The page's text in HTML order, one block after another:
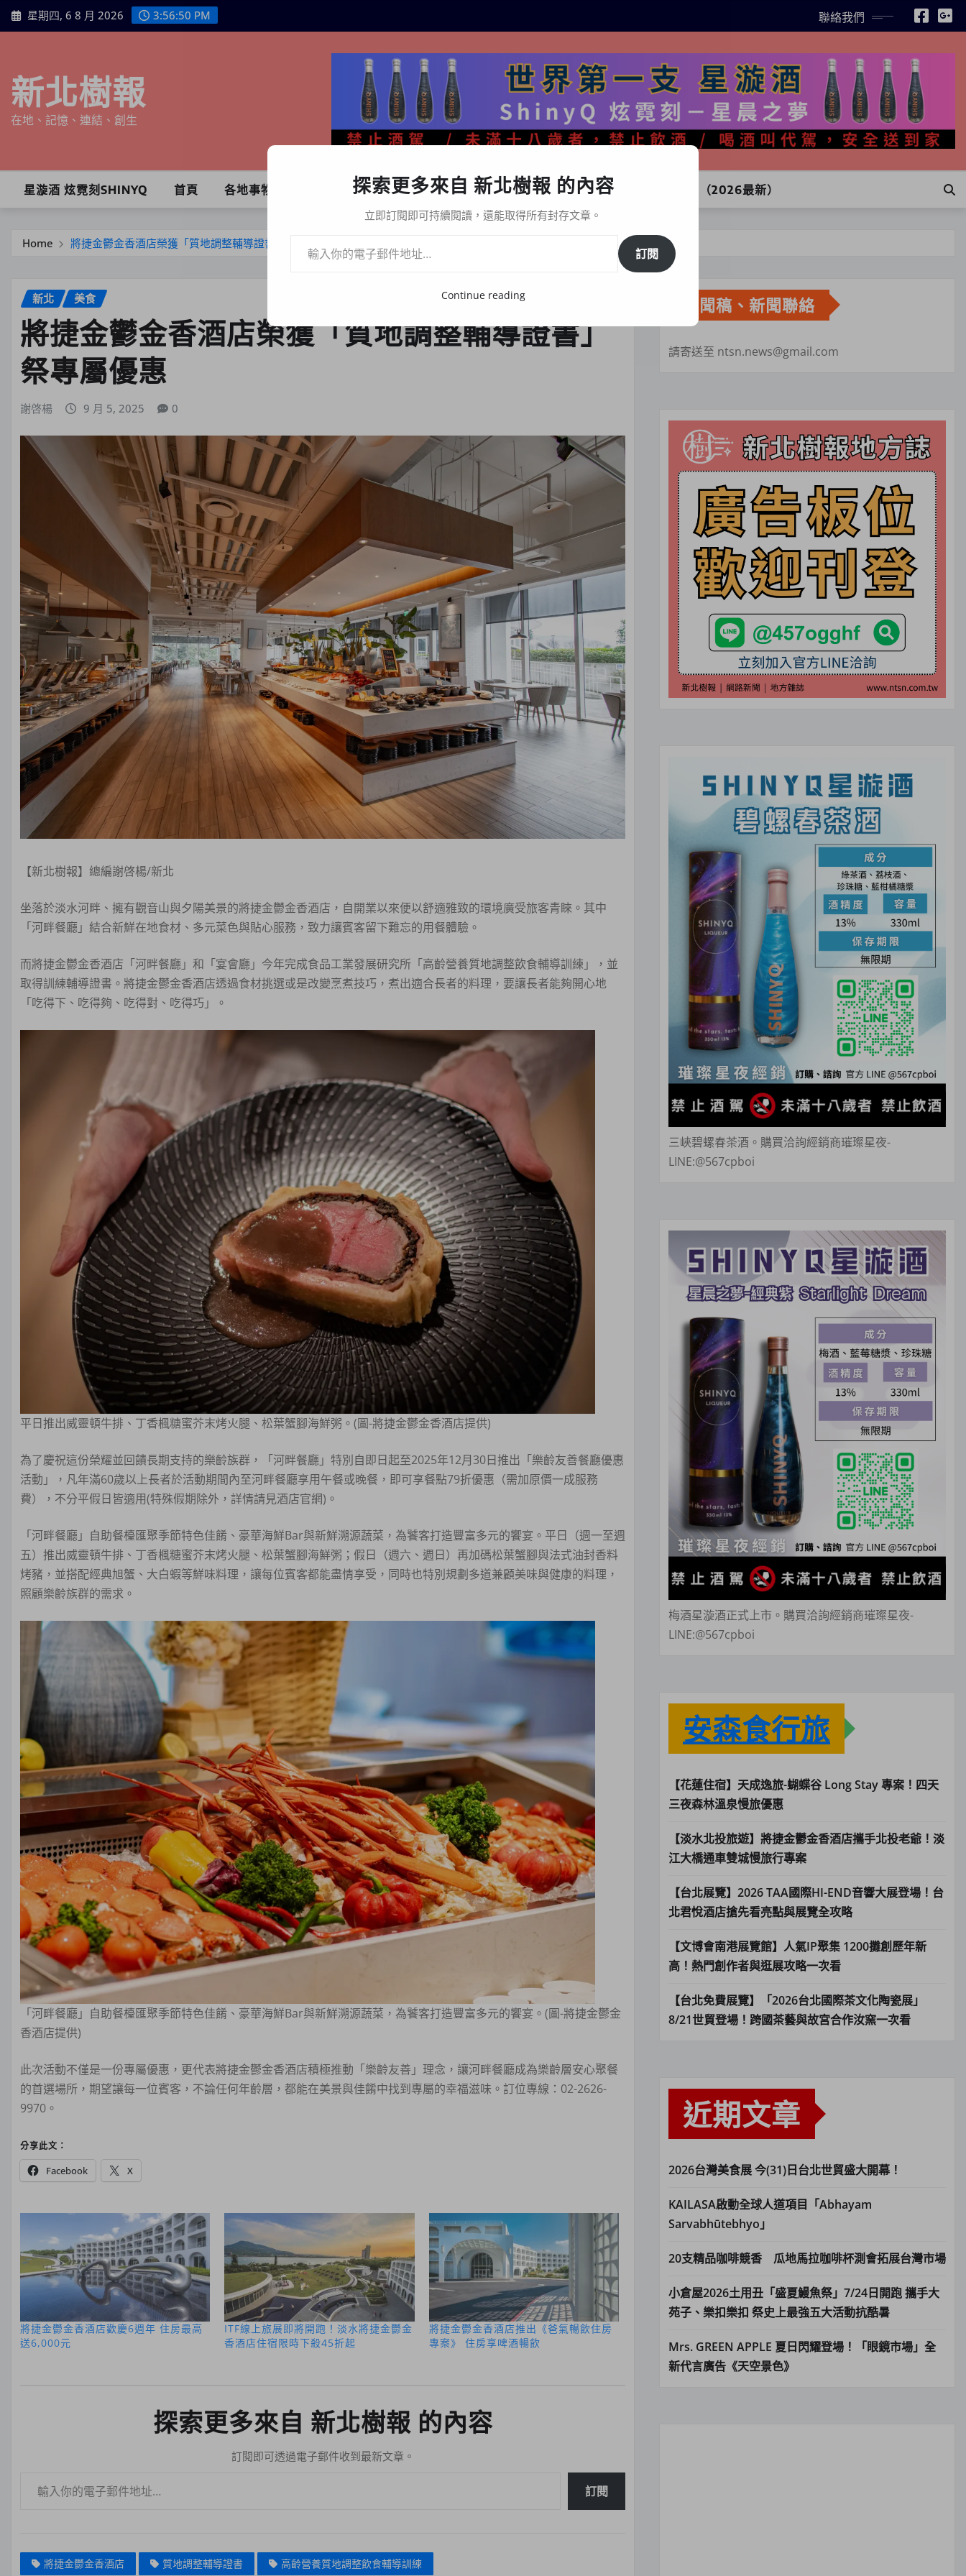
Skip
to
星期四, 6 8 月 2026 3:56:52 PM 聯絡我們
新北樹報
在地、記憶、連結、創生
星漩酒 炫霓刻SHINYQ 首頁 各地事物 生活百態 關於樹報 星漩酒哪裡買｜官方購買通路與LINE訂購（2026最新）
Home 將捷金鬱金香酒店榮獲「質地調整輔導證書」祭專屬優惠
新北 美食
將捷金鬱金香酒店榮獲「質地調整輔導證書」
祭專屬優惠
謝啓楊 9 月 5, 2025 0
【新北樹報】總編謝啓楊/新北
坐落於淡水河畔、擁有觀音山與夕陽美景的將捷金鬱金香酒店，自開業以來便以舒適雅致的環境廣受旅客青睞。其中
「河畔餐廳」結合新鮮在地食材、多元菜色與貼心服務，致力讓賓客留下難忘的用餐體驗。
而將捷金鬱金香酒店「河畔餐廳」和「宴會廳」今年完成食品工業發展研究所「高齡營養質地調整飲食輔導訓練」，並
取得訓練輔導證書。將捷金鬱金香酒店透過食材挑選或是改變烹煮技巧，煮出適合長者的料理，要讓長者能夠開心地
「吃得下、吃得夠、吃得對、吃得巧」。
平日推出威靈頓牛排、丁香楓糖蜜芥末烤火腿、松葉蟹腳海鮮粥。(圖-將捷金鬱金香酒店提供)
為了慶祝這份榮耀並回饋長期支持的樂齡族群，「河畔餐廳」特別自即日起至2025年12月30日推出「樂齡友善餐廳優惠
活動」，凡年滿60歲以上長者於活動期間內至河畔餐廳享用午餐或晚餐，即可享餐點79折優惠（需加原價一成服務
費），不分平假日皆適用(特殊假期除外，詳情請見酒店官網)。
「河畔餐廳」自助餐檯匯聚季節特色佳餚、豪華海鮮Bar與新鮮溯源蔬菜，為饕客打造豐富多元的饗宴。平日（週一至週
五）推出威靈頓牛排、丁香楓糖蜜芥末烤火腿、松葉蟹腳海鮮粥；假日（週六、週日）再加碼松葉蟹腳與法式油封香料
烤豬，並搭配經典旭蟹、大白蝦等鮮味料理，讓每位賓客都能盡情享受，同時也特別規劃多道兼顧美味與健康的料理，
照顧樂齡族群的需求。
「河畔餐廳」自助餐檯匯聚季節特色佳餚、豪華海鮮Bar與新鮮溯源蔬菜，為饕客打造豐富多元的饗宴。(圖-將捷金鬱金
香酒店提供)
此次活動不僅是一份專屬優惠，更代表將捷金鬱金香酒店積極推動「樂齡友善」理念，讓河畔餐廳成為樂齡層安心聚餐
的首選場所，期望讓每一位賓客，不論任何年齡層，都能在美景與佳餚中找到專屬的幸福滋味。訂位專線：02-2626-
9970。
分享此文：
Facebook X
將捷金鬱金香酒店歡慶6週年 住房最高
送6,000元
ITF線上旅展即將開跑！淡水將捷金鬱金
香酒店住宿限時下殺45折起
將捷金鬱金香酒店推出《爸氣暢飲住房
專案》 住房享啤酒暢飲
探索更多來自 新北樹報 的內容
訂閱即可透過電子郵件收到最新文章。
訂閱
將捷金鬱金香酒店 質地調整輔導證書 高齡營養質地調整飲食輔導訓練
新聞稿、新聞聯絡
請寄送至 ntsn.news@gmail.com
三峽碧螺春茶酒。購買洽詢經銷商璀璨星夜-
LINE:@567cpboi
梅酒星漩酒正式上市。購買洽詢經銷商璀璨星夜-
LINE:@567cpboi
安森食行旅
【花蓮住宿】天成逸旅-蝴蝶谷 Long Stay 專案！四天
三夜森林溫泉慢旅優惠
【淡水北投旅遊】將捷金鬱金香酒店攜手北投老爺！淡
江大橋通車雙城慢旅行專案
【台北展覽】2026 TAA國際HI-END音響大展登場！台
北君悅酒店搶先看亮點與展覽全攻略
【文博會南港展覽館】人氣IP聚集 1200攤創歷年新
高！熱門創作者與逛展攻略一次看
【台北免費展覽】「2026台北國際茶文化陶瓷展」
8/21世貿登場！跨國茶藝與故宮合作汝窯一次看
近期文章
2026台灣美食展 今(31)日台北世貿盛大開幕！
KAILASA啟動全球人道項目「Abhayam
Sarvabhūtebhyo」
20支精品咖啡競香 瓜地馬拉咖啡杯測會拓展台灣市場
小倉屋2026土用丑「盛夏鰻魚祭」7/24日開跑 攜手大
苑子、樂扣樂扣 祭史上最強五大活動抗酷暑
Mrs. GREEN APPLE 夏日閃耀登場！「眼鏡市場」全
新代言廣告《天空景色》
探索更多來自 新北樹報 的內容
立即訂閱即可持續閱讀，還能取得所有封存文章。
訂閱
Continue reading